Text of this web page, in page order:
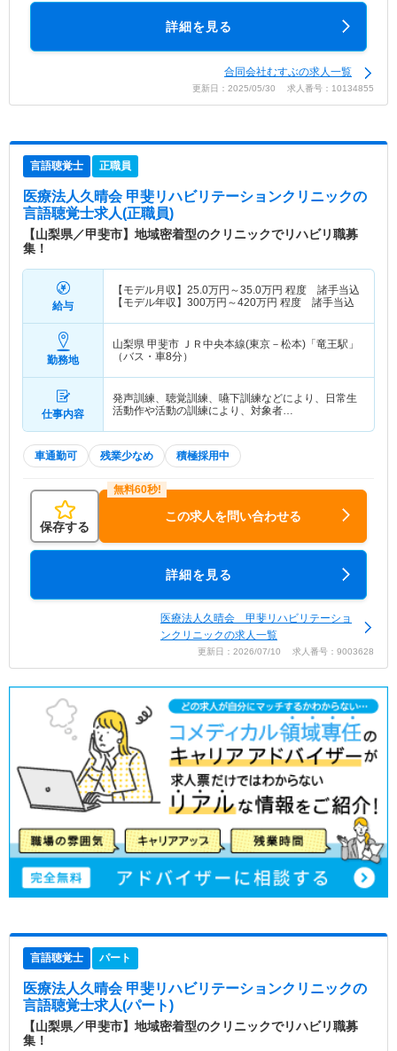
詳細を見る
合同会社むすぶの求人一覧
更新日：2025/05/30 求人番号：10134855
言語聴覚士 正職員
医療法人久晴会 甲斐リハビリテーションクリニックの
言語聴覚士求人(正職員)
【山梨県／甲斐市】地域密着型のクリニックでリハビリ職募
集！
給与
【モデル月収】 25.0万円～35.0万円 程度 諸手当込
【モデル年収】 300万円～420万円 程度 諸手当込
勤務地
山梨県 甲斐市 ＪＲ中央本線(東京－松本)「竜王駅」
（バス・車8分）
仕事内容
発声訓練、聴覚訓練、嚥下訓練などにより、日常生
活動作や活動の訓練により、対象者…
車通勤可 残業少なめ 積極採用中
保存する
この求人を問い合わせる
詳細を見る
医療法人久晴会 甲斐リハビリテーショ
ンクリニックの求人一覧
更新日：2026/07/10 求人番号：9003628
言語聴覚士 パート
医療法人久晴会 甲斐リハビリテーションクリニックの
言語聴覚士求人(パート)
【山梨県／甲斐市】地域密着型のクリニックでリハビリ職募
集！